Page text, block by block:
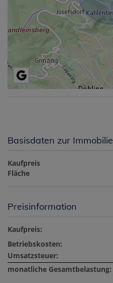
Basisdaten zur Immobilie
Kaufpreis
Fläche
Preisinformation
Kaufpreis:
Betriebskosten:
Umsatzsteuer:
monatliche Gesamtbelastung: